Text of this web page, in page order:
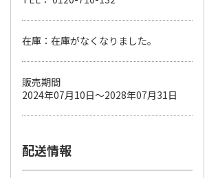
在庫：在庫がなくなりました。
販売期間
2024年07月10日～2028年07月31日
配送情報